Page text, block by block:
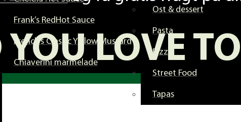
Frank’s RedHot Sauce
French’s Classic Yellow Mustard
Chiaverini marmelade
Ost & dessert
Pasta
Pizza
Street Food
Tapas
LOVE